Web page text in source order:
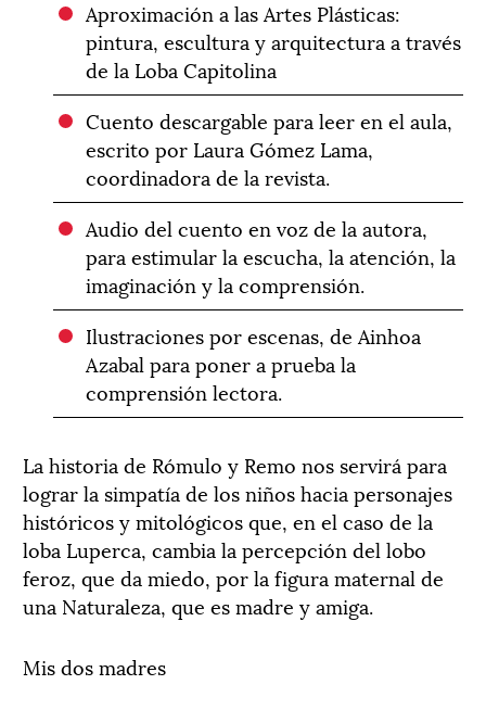
Aproximación a las Artes Plásticas:
pintura, escultura y arquitectura a través
de la Loba Capitolina
Cuento descargable para leer en el aula,
escrito por Laura Gómez Lama,
coordinadora de la revista.
Audio del cuento en voz de la autora,
para estimular la escucha, la atención, la
imaginación y la comprensión.
Ilustraciones por escenas, de Ainhoa
Azabal para poner a prueba la
comprensión lectora.
La historia de Rómulo y Remo nos servirá para
lograr la simpatía de los niños hacia personajes
históricos y mitológicos que, en el caso de la
loba Luperca, cambia la percepción del lobo
feroz, que da miedo, por la figura maternal de
una Naturaleza, que es madre y amiga.
Mis dos madres